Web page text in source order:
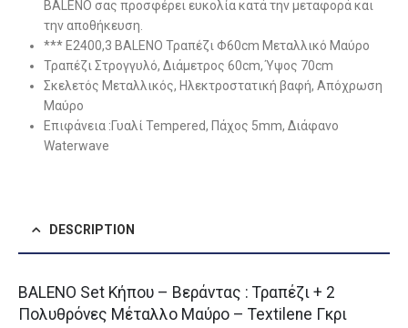
BALENO σας προσφέρει ευκολία κατά την μεταφορά και
την αποθήκευση.
*** Ε2400,3 BALENO Τραπέζι Φ60cm Μεταλλικό Μαύρο
Τραπέζι Στρογγυλό, Διάμετρος 60cm, Ύψος 70cm
Σκελετός Μεταλλικός, Ηλεκτροστατική βαφή, Απόχρωση
Μαύρο
Επιφάνεια :Γυαλί Tempered, Πάχος 5mm, Διάφανο
Waterwave
DESCRIPTION
BALENO Set Κήπου – Βεράντας : Τραπέζι + 2
Πολυθρόνες Μέταλλο Μαύρο – Textilene Γκρι